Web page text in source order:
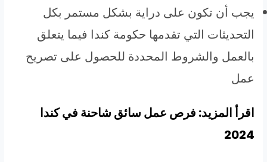
يجب أن تكون على دراية بشكل مستمر بكل
التحديثات التي تقدمها حكومة كندا فيما يتعلق
بالعمل والشروط المحددة للحصول على تصريح
عمل
اقرأ المزيد: فرص عمل سائق شاحنة في كندا
2024